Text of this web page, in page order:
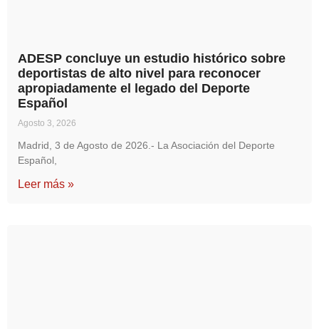
ADESP concluye un estudio histórico sobre
deportistas de alto nivel para reconocer
apropiadamente el legado del Deporte
Español
Agosto 3, 2026
Madrid, 3 de Agosto de 2026.- La Asociación del Deporte
Español,
Leer más »